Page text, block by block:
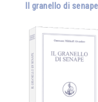
Il granello di senape